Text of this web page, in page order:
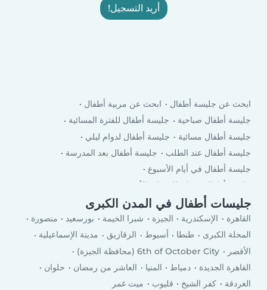
أريد التسجيل!
ابحث عن جليسة أطفال
ابحث عن مربية أطفال
جليسة أطفال صباحية
جليسة أطفال للفترة المسائية
جليسة أطفال مسائية
جليسة أطفال لدوام ليلي
جليسة أطفال عند الطلب
جليسة أطفال بعد المدرسة
جليسة أطفال في أيام الأسبوع
جليسة أطفال في لعطلة نهاية الأسبوع
جليسات أطفال في المدن الكبرى
القاهرة الإسكندرية الجيزة شبرا الخيمة بورسعيد
منصورة
المحلة الكبرى
طنطا أسيوط الزقازيق
مدينة الإسماعيلية
الأقصر
6th of October City (محافظة الجيزة)
القاهرة الجديدة
دمياط المنيا العاشر من رمضان
حلوان
الغردقة
كفر الشيخ قليوب ميت غمر